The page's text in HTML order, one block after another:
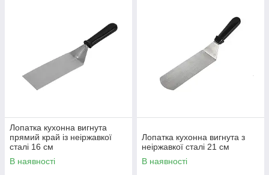
Лопатка кухонна вигнута
прямий край із неіржавкої
сталі 16 см
В наявності
Лопатка кухонна вигнута з
неіржавкої сталі 21 см
В наявності